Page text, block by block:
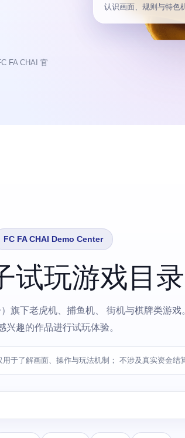
FA CHAI 官
认识画面、规则与特色
FC FA CHAI Demo Center
试玩游戏目录
旗下老虎机、捕鱼机、 街机与棋牌类游
兴趣的作品进行试玩体验。
于了解画面、操作与玩法机制； 不涉及真实资金结